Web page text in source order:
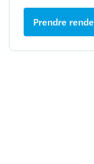
Prendre